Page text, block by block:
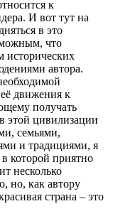
к
И вот тут на
в это
что
исторических
автора.
движения к
получать
этой цивилизации
семьями,
и традициями, я
которой приятно
несколько
но, как автору
страна – это